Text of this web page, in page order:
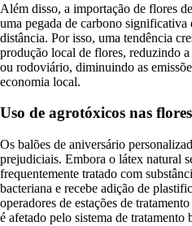
Além disso, a importação de flores
uma pegada de carbono
distância. Por isso, uma tendência
produção local de flores, reduzindo a
ou rodoviário, diminuindo as
economia local.
Uso de agrotóxicos nas
Os balões de aniversário
prejudiciais. Embora o látex natural
frequentemente tratado com
bacteriana e recebe adição de
operadores de estações de
é afetado pelo sistema de tratamento